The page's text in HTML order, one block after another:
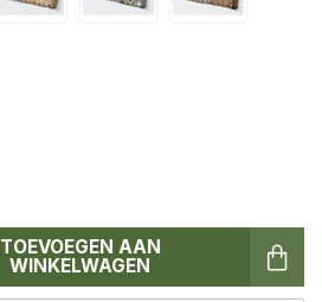
TOEVOEGEN AAN
WINKELWAGEN